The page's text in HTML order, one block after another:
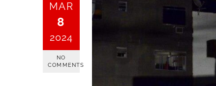
MAR
8
2024
NO
COMMENTS